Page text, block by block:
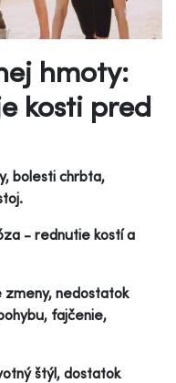
hmoty:
kosti pred
bolesti chrbta,
- rednutie kostí a
zmeny, nedostatok
fajčenie,
štýl, dostatok